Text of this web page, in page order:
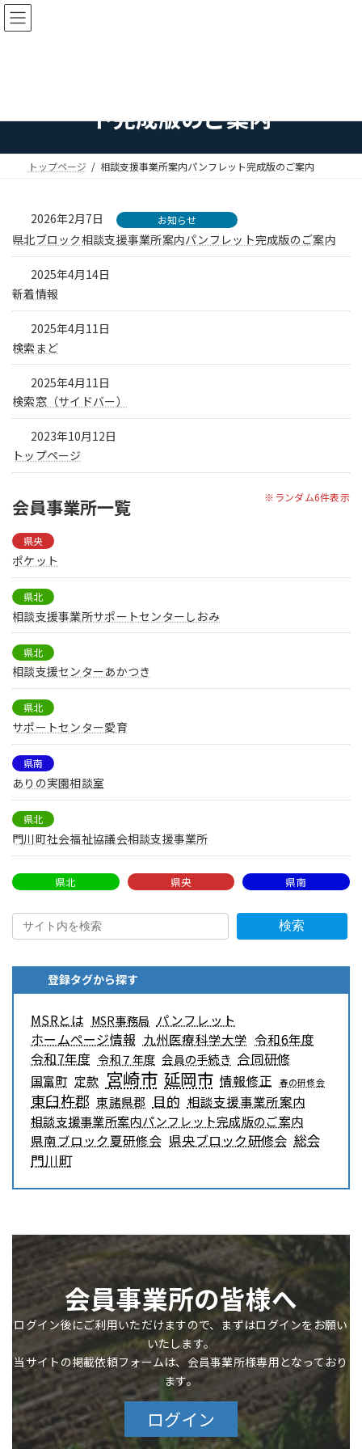
コ
ン
キ
プ
ナ
ビ
に
動
ト完成版のご案内
トップページ 相談支援事業所案内パンフレット完成版のご案内
2026年2月7日 お知らせ
県北ブロック相談支援事業所案内パンフレット完成版のご案内
2025年4月14日
新着情報
2025年4月11日
検索まど
2025年4月11日
検索窓（サイドバー）
2023年10月12日
トップページ
会員事業所一覧 ※ランダム6件表示
県央
ポケット
県北
相談支援事業所サポートセンターしおみ
県北
相談支援センターあかつき
県北
サポートセンター愛育
県南
ありの実園相談室
県北
門川町社会福祉協議会相談支援事業所
県北 県央 県南
検索
登録タグから探す
MSRとは MSR事務局 パンフレット
ホームページ情報 九州医療科学大学 令和6年度
令和7年度 令和７年度 会員の手続き 合同研修
国富町 定款 宮崎市 延岡市 情報修正 春の研修会
東臼杵郡 東諸県郡 目的 相談支援事業所案内
相談支援事業所案内パンフレット完成版のご案内
県南ブロック夏研修会 県央ブロック研修会 総会
門川町
会員事業所の皆様へ
ログイン後にご利用いただけますので、まずはログインをお願い
いたします。
当サイトの掲載依頼フォームは、会員事業所様専用となっており
ます。
ログイン